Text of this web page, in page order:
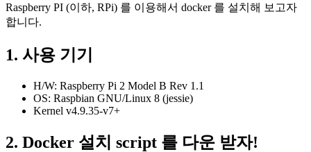
Raspberry PI (이하, RPi) 를 이용해서 docker 를 설치해 보고자
합니다.
1. 사용 기기
H/W: Raspberry Pi 2 Model B Rev 1.1
OS: Raspbian GNU/Linux 8 (jessie)
Kernel v4.9.35-v7+
2. Docker 설치 script 를 다운 받자!